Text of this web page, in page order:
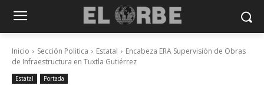
Inicio Sección Politica Estatal
Encabeza ERA Supervisión de Obras
de Infraestructura en Tuxtla Gutiérrez
Estatal Portada